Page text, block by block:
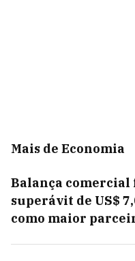
Mais de Economia
Balança comercial
superávit de US$
como maior